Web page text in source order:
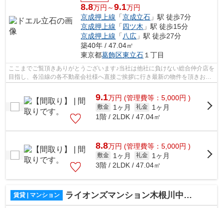
8.8万円～9.1万円
京成押上線 「京成立石 」駅 徒歩7分
京成押上線 「四ツ木 」駅 徒歩15分
京成押上線 「 八広 」駅 徒歩27分
築40年 / 47.04㎡
東京都葛飾区東立石 １丁目
ここまでご覧頂きありがとうございます♪当社は他社に負けない総合仲介店を
目指し、各沿線の各不動産会社様へ直接ご挨拶に行き最新の物件を頂きお客
9.1万円 (管理費等：5,000円 )
敷金 1ヶ月 礼金
1ヶ月
1階 / 2LDK / 47.04㎡
8.8万円 (管理費等：5,000円 )
敷金 1ヶ月 礼金
1ヶ月
3階 / 2LDK / 47.04㎡
賃貸 | マンション ライオンズマンション木根川中央公園